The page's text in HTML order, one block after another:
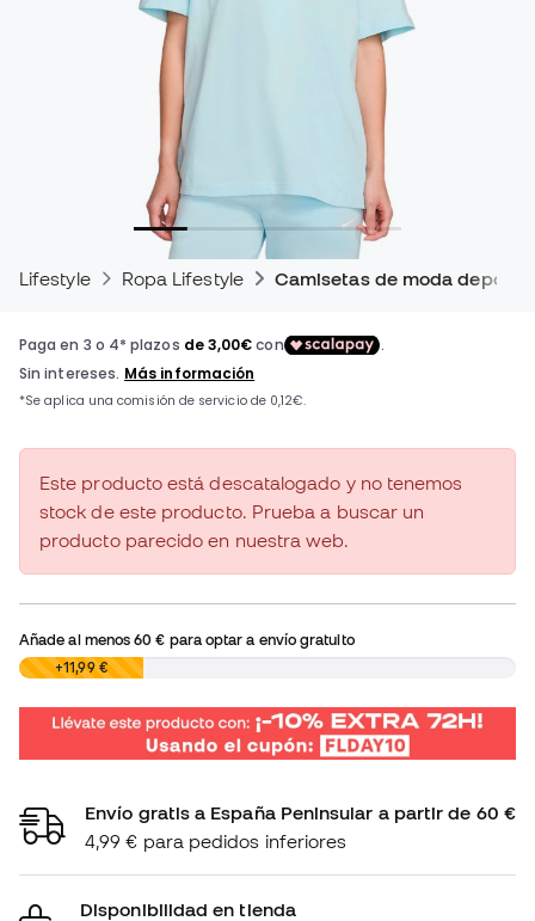
Lifestyle Ropa Lifestyle Camisetas de moda
Este producto está descatalogado y no tenemos
stock de este producto. Prueba a buscar un
producto parecido en nuestra web.
Añade al menos60 € para optar a envío gratuito
0,00 €+11,99 €
Envío gratis a España Peninsular a partir de 60 €
4,99 € para pedidos inferiores
Disponibilidad en tienda